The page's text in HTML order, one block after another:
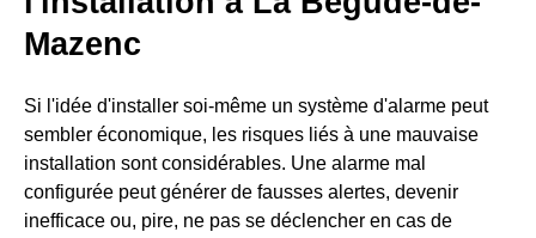
Mazenc
Si l'idée d'installer soi-même un système d'alarme peut
sembler économique, les risques liés à une mauvaise
installation sont considérables. Une alarme mal
configurée peut générer de fausses alertes, devenir
inefficace ou, pire, ne pas se déclencher en cas de